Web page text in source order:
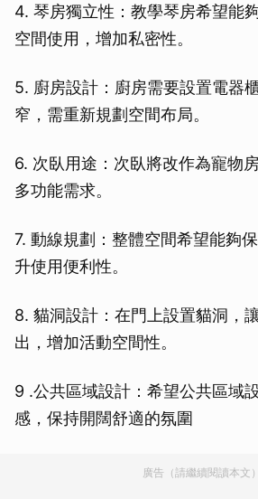
4. 琴房獨立性：教學琴房希望能
空間使用，增加私密性。
5. 廚房設計：廚房需要設置電器
窄，需重新規劃空間布局。
6. 次臥用途：次臥將改作為寵物
多功能需求。
7. 動線規劃：整體空間希望能夠
升使用便利性。
8. 貓洞設計：在門上設置貓洞，
出，增加活動空間性。
9 .公共區域設計：希望公共區域
感，保持開闊舒適的氛圍
廣告（請繼續閱讀本文）